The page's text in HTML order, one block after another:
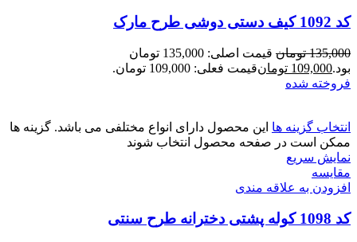
کد 1092 کیف دستی دوشی طرح مارک
135,000 تومان
قیمت اصلی: 135,000 تومان
بود.109,000 تومانقیمت فعلی: 109,000 تومان.
فروخته شده
انتخاب گزینه ها این محصول دارای انواع مختلفی می باشد. گزینه ها
ممکن است در صفحه محصول انتخاب شوند
نمایش سریع
مقايسه
افزودن به علاقه مندی
کد 1098 کوله پشتی دخترانه طرح سنتی